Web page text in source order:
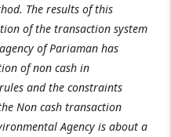
The results of this
of the transaction system
of Pariaman has
of non cash in
and the constraints
Non cash transaction
Agency is about a